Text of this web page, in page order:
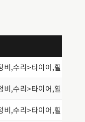
비,수리>타이어,휠
비,수리>타이어,휠
비,수리>타이어,휠